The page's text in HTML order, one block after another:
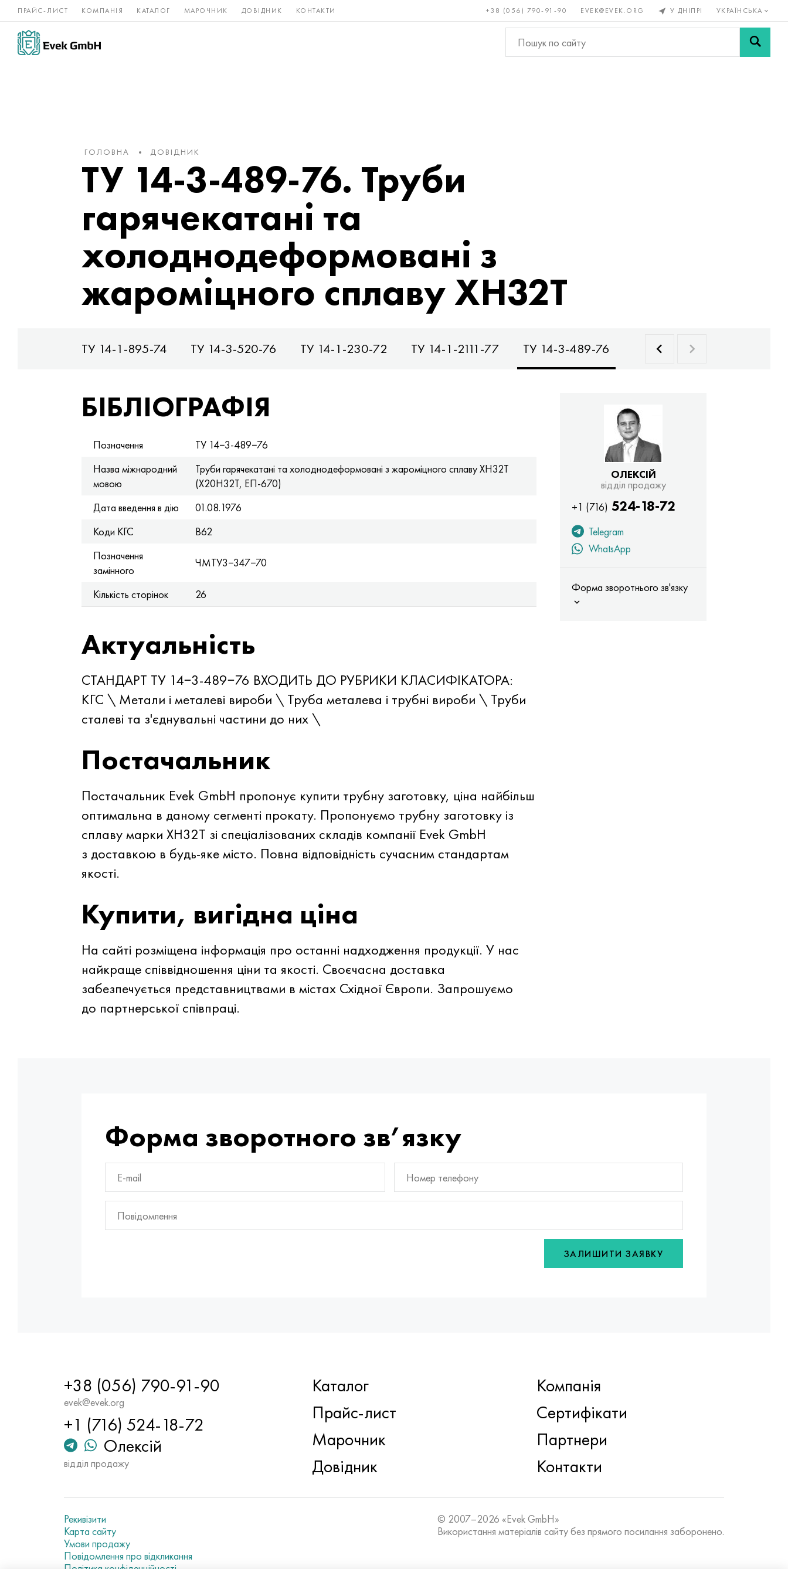
ПРАЙС-ЛИСТ КОМПАНІЯ КАТАЛОГ МАРОЧНИК ДОВІДНИК КОНТАКТИ +38 (056) 790-91-90 EVEK@EVEK.ORG У ДНІПРІ УКРАЇНСЬКА
Нікелеві
сплави
Рідкісні і Бронза, мідь, Кольорові
метали
Легована Сітки і
ГОЛОВНА ДОВІДНИК
ТУ 14-3-489-76. Труби
гарячекатані та
холоднодеформовані з
жароміцного сплаву ХН32Т
ТУ 14-1-895-74 ТУ 14-3-520-76 ТУ 14-1-230-72 ТУ 14-1-2111-77 ТУ 14-3-489-76
БІБЛІОГРАФІЯ
Позначення
ТУ 14−3-489−76
Назва міжнародний
мовою
Труби гарячекатані та холоднодеформовані з жароміцного сплаву ХН32Т
(Х20Н32Т, ЕП-670)
Дата введення в дію
01.08.1976
Коди КГС
В62
Позначення
замінного
ЧМТУ3−347−70
Кількість сторінок 26
Актуальність
СТАНДАРТ ТУ 14−3-489−76 ВХОДИТЬ ДО РУБРИКИ КЛАСИФІКАТОРА:
КГС \ Метали і металеві вироби \ Труба металева і трубні вироби \ Труби
сталеві та з'єднувальні частини до них \
Постачальник
Постачальник Evek GmbH пропонує купити трубну заготовку, ціна найбільш
оптимальна в даному сегменті прокату. Пропонуємо трубну заготовку із
сплаву марки ХН32Т зі спеціалізованих складів компанії Evek GmbH
з доставкою в будь-яке місто. Повна відповідність сучасним стандартам
якості.
Купити, вигідна ціна
На сайті розміщена інформація про останні надходження продукції. У нас
найкраще співвідношення ціни та якості. Своєчасна доставка
забезпечується представництвами в містах Східної Європи. Запрошуємо
до партнерської співпраці.
ОЛЕКСІЙ
відділ продажу
+1 (716) 524-18-72
Telegram
WhatsApp
Форма зворотнього зв'язку
Форма зворотного зв’язку
ЗАЛИШИТИ ЗАЯВКУ
+38 (056) 790-91-90
evek@evek.org
+1 (716) 524-18-72
Олексій
відділ продажу
Каталог
Прайс-лист
Марочник
Довідник
Компанія
Сертифікати
Партнери
Контакти
Рекивізити
Карта сайту
Умови продажу
Повідомлення про відкликання
Політика конфіденційності
© 2007–2026 «Evek GmbH»
Використання матеріалів сайту без прямого посилання заборонено.